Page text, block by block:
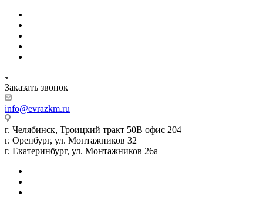
Заказать звонок
info@evrazkm.ru
г. Челябинск, Троицкий тракт 50В офис 204
г. Оренбург, ул. Монтажников 32
г. Екатеринбург, ул. Монтажников 26а